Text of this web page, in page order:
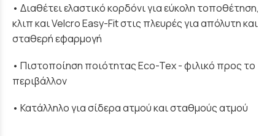
• Διαθέτει ελαστικό κορδόνι για εύκολη τοποθέτηση,
κλιπ και Velcro Easy-Fit στις πλευρές για απόλυτη και
σταθερή εφαρμογή
• Πιστοποίηση ποιότητας Eco-Tex - φιλικό προς το
περιβάλλον
• Κατάλληλο για σίδερα ατμού και σταθμούς ατμού